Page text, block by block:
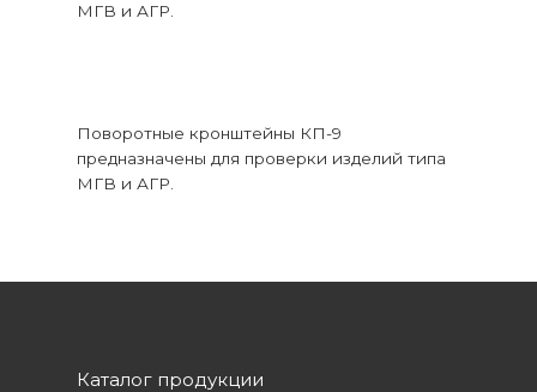
МГВ и АГР.
Поворотные кронштейны КП-9
предназначены для проверки изделий типа
МГВ и АГР.
Каталог продукции